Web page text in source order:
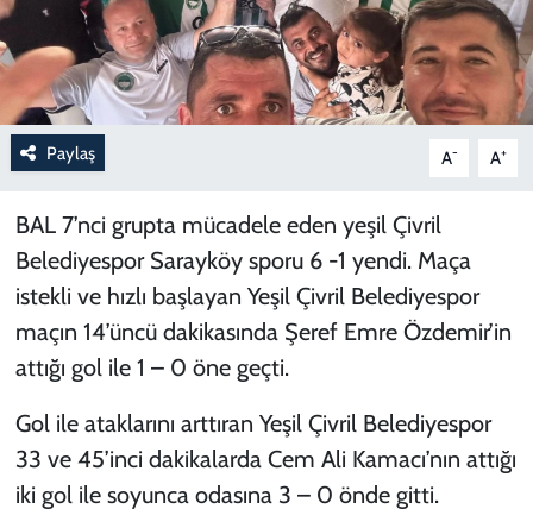
Paylaş A- A+
BAL 7’nci grupta mücadele eden yeşil Çivril
Belediyespor Sarayköy sporu 6 -1 yendi. Maça
istekli ve hızlı başlayan Yeşil Çivril Belediyespor
maçın 14’üncü dakikasında Şeref Emre Özdemir’in
attığı gol ile 1 – 0 öne geçti.
Gol ile ataklarını arttıran Yeşil Çivril Belediyespor
33 ve 45’inci dakikalarda Cem Ali Kamacı’nın attığı
iki gol ile soyunca odasına 3 – 0 önde gitti.